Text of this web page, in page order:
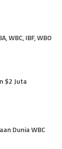
WBC, IBF, WBO
$2 Juta
Dunia WBC